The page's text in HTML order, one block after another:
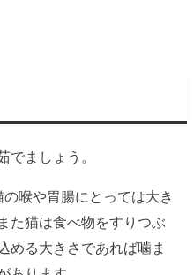
でましょう。
喉や胃腸にとっては大き
た猫は食べ物をすりつぶ
める大きさであれば噛ま